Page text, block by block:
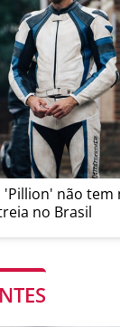
'Pillion' não tem
no Brasil